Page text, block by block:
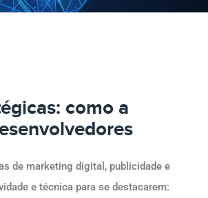
como a
de marketing digital, publicidade e
e técnica para se destacarem: